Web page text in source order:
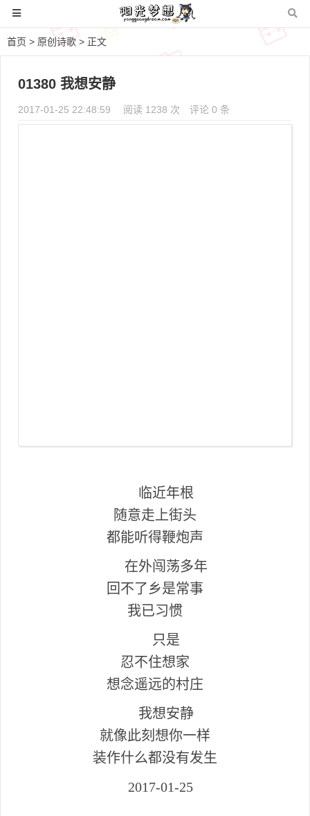
首页 > 原创诗歌 > 正文
01380 我想安静
2017-01-25 22:48:59 阅读 1238 次 评论 0 条
临近年根
随意走上街头
都能听得鞭炮声
在外闯荡多年
回不了乡是常事
我已习惯
只是
忍不住想家
想念遥远的村庄
我想安静
就像此刻想你一样
装作什么都没有发生
2017-01-25